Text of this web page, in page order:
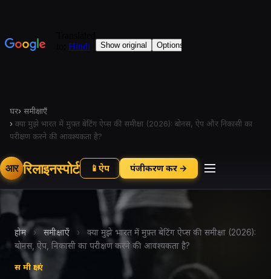
घर› समीक्षाएँ
› क्या मुझे भारत में मुफ़्त बेटिंग ऐप्स की समीक्षा (2026): बोनस, ऐप और निकासी का
परीक्षण करने की आवश्यकता है?
आर रिलाइनस्पोर्ट 📱 ऐप पंजीकरण करें →
होम › समीक्षाएँ ›
क्या मुझे भारत में मुफ़्त बेटिंग ऐप्स की समीक्षा (2026):
बोनस, ऐप, निकासी का परीक्षण करने की आवश्यकता है?
समीक्षाएं